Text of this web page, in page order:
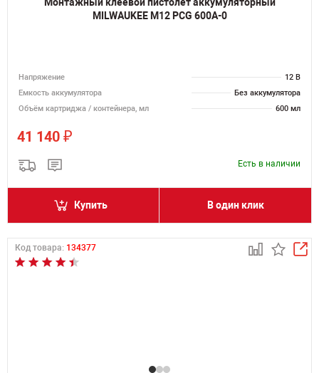
MILWAUKEE M12 PCG 600A-0
Напряжение
12 В
Емкость аккумулятора
Без аккумулятора
Объём картриджа / контейнера, мл
600 мл
41 140 ₽
Есть в наличии
Купить В один клик
Код товара: 134377